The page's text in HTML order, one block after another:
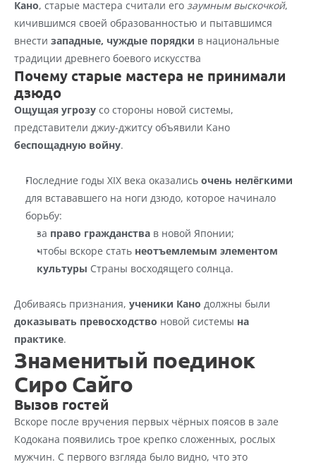
Кано, старые мастера считали его заумным выскочкой,
кичившимся своей образованностью и пытавшимся
внести западные, чуждые порядки в национальные
традиции древнего боевого искусства
Почему старые мастера не принимали
дзюдо
Ощущая угрозу со стороны новой системы,
беспощадную войну.
Последние годы XIX века оказались очень нелёгкими
для встававшего на ноги дзюдо, которое начинало
борьбу:
за право гражданства в новой Японии;
чтобы вскоре стать неотъемлемым элементом
культуры Страны восходящего солнца.
Добиваясь признания, ученики Кано
доказывать превосходство новой системы на
практике.
Знаменитый поединок
Сиро Сайго
Вызов гостей
Вскоре после вручения первых чёрных поясов в зале
Кодокана появились трое крепко сложенных, рослых
мужчин. С первого взгляда было видно, что это